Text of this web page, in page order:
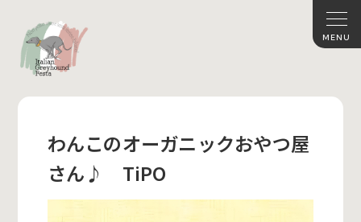
わんこのオーガニックおやつ屋
さん♪ TiPO